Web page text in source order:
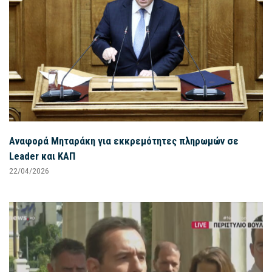
Αναφορά Μηταράκη για εκκρεμότητες πληρωμών σε
Leader και ΚΑΠ
22/04/2026